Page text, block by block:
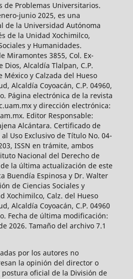
de Problemas Universitarios.
junio 2025, es una
de la Universidad Autónoma
de la Unidad Xochimilco,
y Humanidades.
Miramontes 3855, Col. Ex-
Dios, Alcaldía Tlalpan, C.P.
México y Calzada del Hueso
Alcaldía Coyoacán, C.P. 04960,
Página electrónica de la revista
y dirección electrónica:
Editor Responsable:
Alcántara. Certificado de
Uso Exclusivo de Título No. 04-
ISSN en trámite, ambos
Nacional del Derecho de
la última actualización de este
Buendía Espinosa y Dr. Walter
de Ciencias Sociales y
Xochimilco, Calz. del Hueso
Alcaldía Coyoacán, C.P. 04960
Fecha de última modificación:
2026. Tamaño del archivo 7.1
por los autores no
la opinión del director o
oficial de la División de